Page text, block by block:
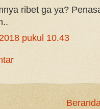
ribet ga ya?
pukul 10.43